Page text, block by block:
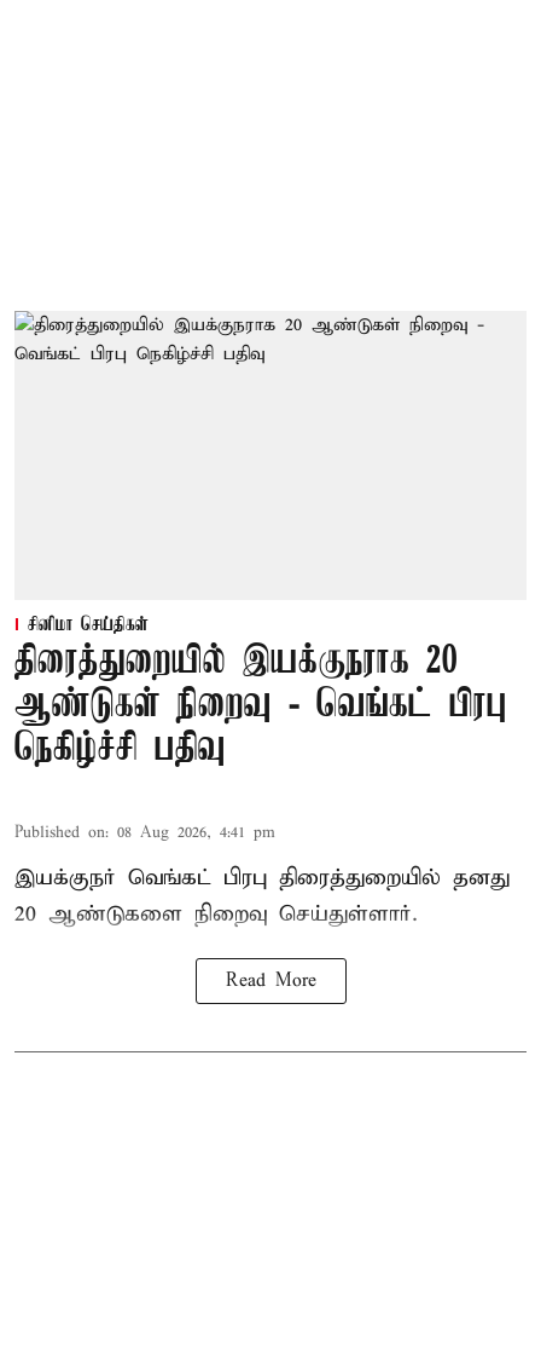
சினிமா செய்திகள்
திரைத்துறையில் இயக்குநராக 20
ஆண்டுகள் நிறைவு - வெங்கட் பிரபு
நெகிழ்ச்சி பதிவு
Published on: 08 Aug 2026, 4:41 pm
இயக்குநர் வெங்கட் பிரபு திரைத்துறையில் தனது
20 ஆண்டுகளை நிறைவு செய்துள்ளார்.
Read More